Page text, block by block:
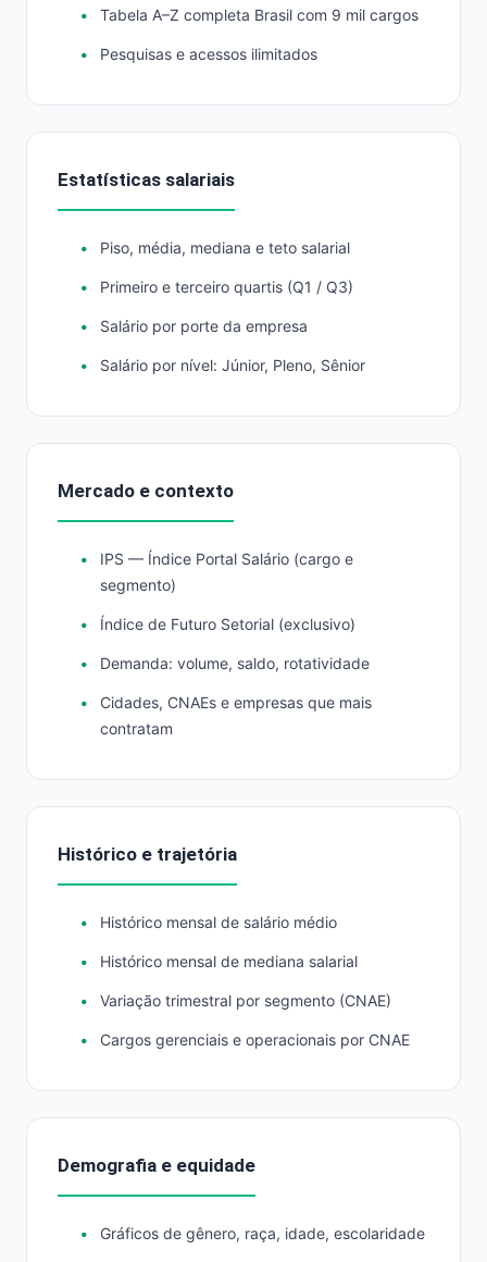
Tabela A–Z completa Brasil com 9 mil cargos
Pesquisas e acessos ilimitados
Estatísticas salariais
Piso, média, mediana e teto salarial
Primeiro e terceiro quartis (Q1 / Q3)
Salário por porte da empresa
Salário por nível: Júnior, Pleno, Sênior
Mercado e contexto
IPS — Índice Portal Salário (cargo e
segmento)
Índice de Futuro Setorial (exclusivo)
Demanda: volume, saldo, rotatividade
Cidades, CNAEs e empresas que mais
contratam
Histórico e trajetória
Histórico mensal de salário médio
Histórico mensal de mediana salarial
Variação trimestral por segmento (CNAE)
Cargos gerenciais e operacionais por CNAE
Demografia e equidade
Gráficos de gênero, raça, idade, escolaridade